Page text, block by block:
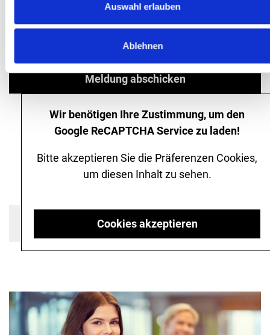
Auswahl erlauben
Ablehnen
Informationen hierzu finden Sie in unserer
Datenschutzerklärung.
Meldung abschicken
Wir benötigen Ihre Zustimmung, um den
Google ReCAPTCHA Service zu laden!
Bitte akzeptieren Sie die Präferenzen Cookies,
um diesen Inhalt zu sehen.
Cookies akzeptieren